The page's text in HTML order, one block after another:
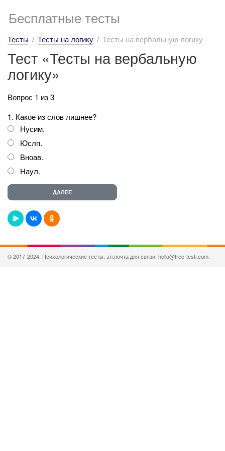
Бесплатные тесты
Тесты Тесты на логику Тесты на вербальную логику
Тест «Тесты на вербальную
логику»
Вопрос 1 из 3
1. Какое из слов лишнее?
Нусим.
Юслп.
Вноав.
Наул.
© 2017-2024, Психологические тесты, эл.почта для связи: hello@free-testi.com.